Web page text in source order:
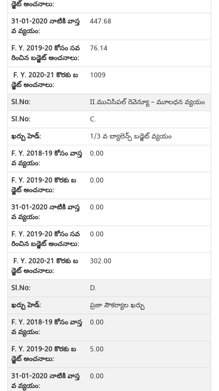
447.68
76.14
1009
II.మునిసిపల్ రెవెన్యూ – మూలధన వ్యయం
C.
1/3 వ బ్యాలెన్స్ బడ్జెట్ వ్యయం
0.00
0.00
0.00
0.00
302.00
D.
ప్రజా సౌకర్యాల ఖర్చు
0.00
5.00
0.00